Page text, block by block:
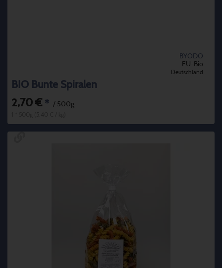
BYODO
EU-Bio
Deutschland
BIO Bunte Spiralen
2,70 € * / 500g